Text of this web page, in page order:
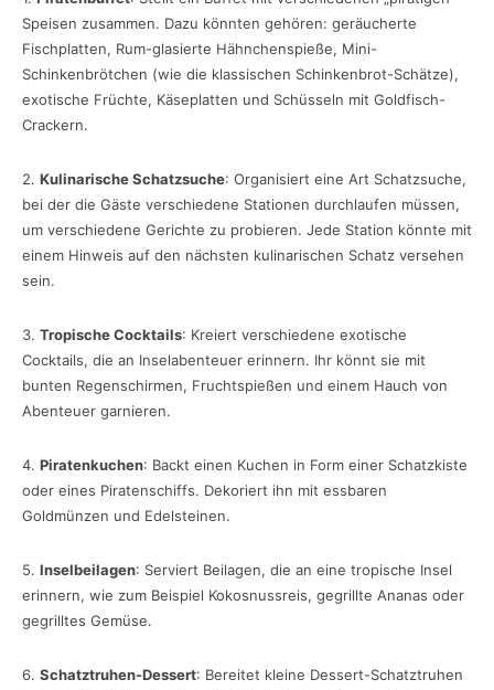
Speisen zusammen. Dazu könnten gehören: geräucherte
Fischplatten, Rum-glasierte Hähnchenspieße, Mini-
Schinkenbrötchen (wie die klassischen Schinkenbrot-Schätze),
exotische Früchte, Käseplatten und Schüsseln mit Goldfisch-
Crackern.
2. Kulinarische Schatzsuche: Organisiert eine Art Schatzsuche,
bei der die Gäste verschiedene Stationen durchlaufen müssen,
um verschiedene Gerichte zu probieren. Jede Station könnte mit
einem Hinweis auf den nächsten kulinarischen Schatz versehen
sein.
3. Tropische Cocktails: Kreiert verschiedene exotische
Cocktails, die an Inselabenteuer erinnern. Ihr könnt sie mit
bunten Regenschirmen, Fruchtspießen und einem Hauch von
Abenteuer garnieren.
4. Piratenkuchen: Backt einen Kuchen in Form einer Schatzkiste
oder eines Piratenschiffs. Dekoriert ihn mit essbaren
Goldmünzen und Edelsteinen.
5. Inselbeilagen: Serviert Beilagen, die an eine tropische Insel
erinnern, wie zum Beispiel Kokosnussreis, gegrillte Ananas oder
gegrilltes Gemüse.
6. Schatztruhen-Dessert: Bereitet kleine Dessert-Schatztruhen